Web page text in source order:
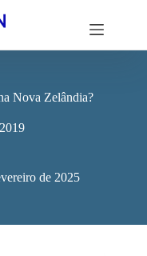
Nova Zelândia?
de 2025